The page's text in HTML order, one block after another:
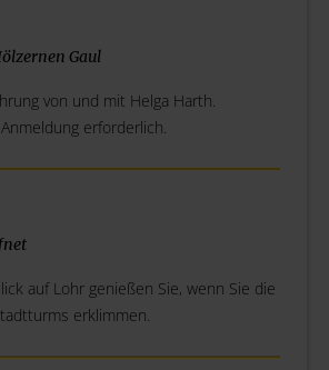
Gaul
von und mit Helga Harth.
erforderlich.
auf Lohr genießen Sie, wenn Sie die
erklimmen.